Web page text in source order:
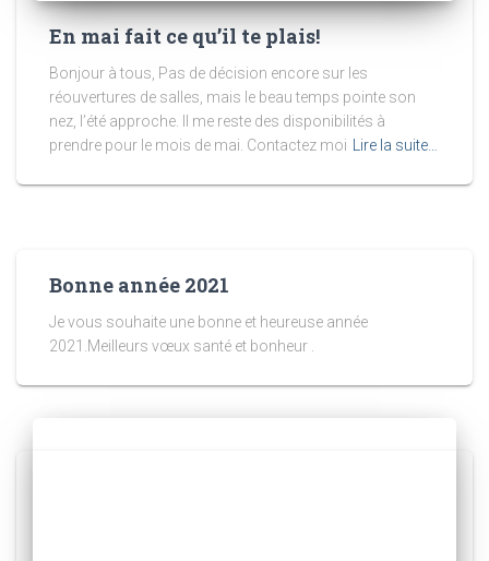
En mai fait ce qu’il te plais!
Bonjour à tous, Pas de décision encore sur les
réouvertures de salles, mais le beau temps pointe son
nez, l’été approche. Il me reste des disponibilités à
prendre pour le mois de mai. Contactez moi
Lire la suite…
Bonne année 2021
Je vous souhaite une bonne et heureuse année
2021.Meilleurs vœux santé et bonheur .